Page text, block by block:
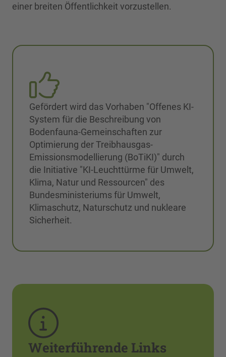
einer breiten Öffentlichkeit vorzustellen.
Gefördert wird das Vorhaben "Offenes KI-
System für die Beschreibung von
Bodenfauna-Gemeinschaften zur
Optimierung der Treibhausgas-
Emissionsmodellierung (BoTiKI)" durch
die Initiative "KI-Leuchttürme für Umwelt,
Klima, Natur und Ressourcen" des
Bundesministeriums für Umwelt,
Klimaschutz, Naturschutz und nukleare
Sicherheit.
Weiterführende Links